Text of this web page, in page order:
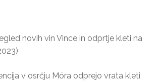
novih vin Vince in odprtje kleti na
v osrčju Móra odprejo vrata kleti